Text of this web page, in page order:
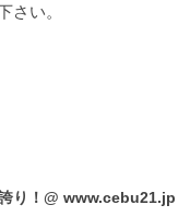
さい。
り！@ www.cebu21.jp